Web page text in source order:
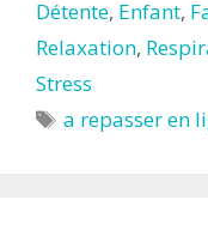
Détente, Enfant,
Relaxation,
Stress
Étiquettes
a repasser en